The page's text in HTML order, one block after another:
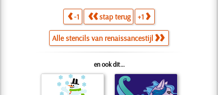
-1 stap terug +1
Alle stencils van renaissancestijl
en ook dit...